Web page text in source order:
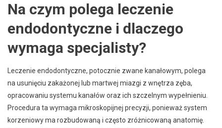
Na czym polega leczenie
endodontyczne i dlaczego
wymaga specjalisty?
Leczenie endodontyczne, potocznie zwane kanałowym, polega
na usunięciu zakażonej lub martwej miazgi z wnętrza zęba,
opracowaniu systemu kanałów oraz ich szczelnym wypełnieniu.
Procedura ta wymaga mikroskopijnej precyzji, ponieważ system
korzeniowy ma rozbudowaną i często zróżnicowaną anatomię.